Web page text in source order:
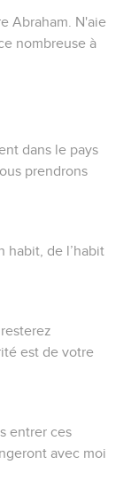
Abraham. N'aie
nombreuse à
dans le pays
prendrons
habit, de l’habit
est de votre
entrer ces
avec moi